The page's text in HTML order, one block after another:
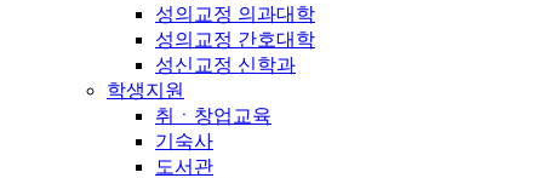
성의교정 의과대학
성의교정 간호대학
성신교정 신학과
학생지원
취ㆍ창업교육
기숙사
도서관